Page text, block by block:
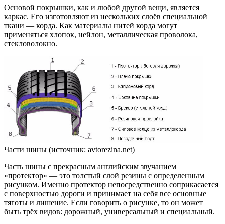
Основой покрышки, как и любой другой вещи, является
каркас. Его изготовляют из нескольких слоёв специальной
ткани — корда. Как материалы нитей корда могут
применяться хлопок, нейлон, металлическая проволока,
стекловолокно.
Части шины (источник: avtorezina.net)
Часть шины с прекрасным английским звучанием
«протектор» — это толстый слой резины с определенным
рисунком. Именно протектор непосредственно соприкасается
с поверхностью дороги и принимает на себя все основные
тяготы и лишение. Если говорить о рисунке, то он может
быть трёх видов: дорожный, универсальный и специальный.